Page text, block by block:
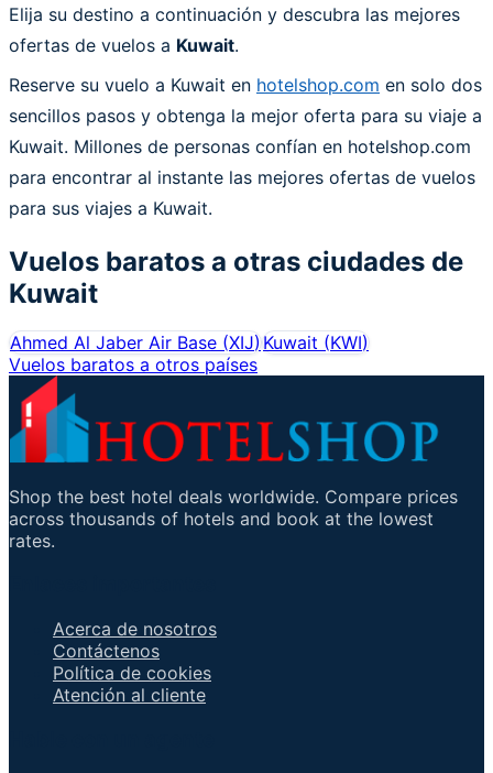
Elija su destino a continuación y descubra las mejores
ofertas de vuelos a Kuwait.
Reserve su vuelo a Kuwait en hotelshop.com en solo dos
sencillos pasos y obtenga la mejor oferta para su viaje a
Kuwait. Millones de personas confían en hotelshop.com
para encontrar al instante las mejores ofertas de vuelos
para sus viajes a Kuwait.
Vuelos baratos a otras ciudades de
Kuwait
Ahmed Al Jaber Air Base (XIJ)Kuwait (KWI)
Vuelos baratos a otros países
Shop the best hotel deals worldwide. Compare prices
across thousands of hotels and book at the lowest
rates.
Acerca de nosotros
Contáctenos
Política de cookies
Atención al cliente